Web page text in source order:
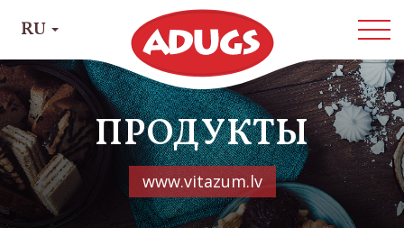
RU
ПРОДУКТЫ
www.vitazum.lv